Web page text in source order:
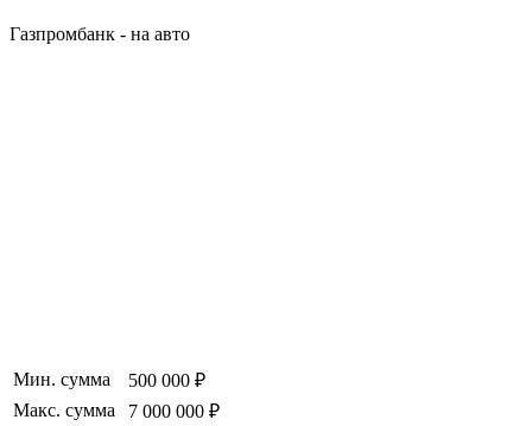
Газпромбанк - на авто
Мин. сумма
500 000 ₽
Макс. сумма
7 000 000 ₽